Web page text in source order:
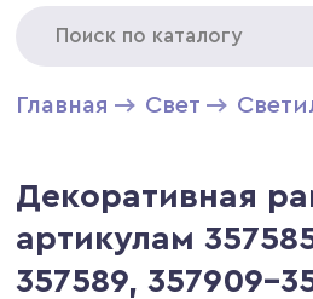
Главная Свет
Декоративная
артикулам
357589, 357909-